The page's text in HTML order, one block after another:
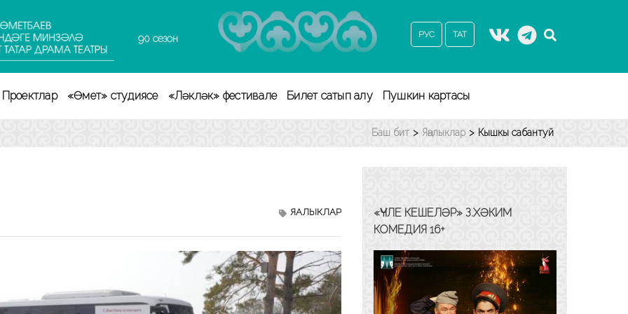
90 сезон РУС ТАТ
Проектлар «Өмет» студиясе «Ләкләк» фестивале Билет сатып алу Пушкин картасы
Баш бит > Яңалыклар > Кышкы сабантуй
ЯҢАЛЫКЛАР
«ҮЧЛЕ КЕШЕЛӘР» З.ХӘКИМ
КОМЕДИЯ 16+